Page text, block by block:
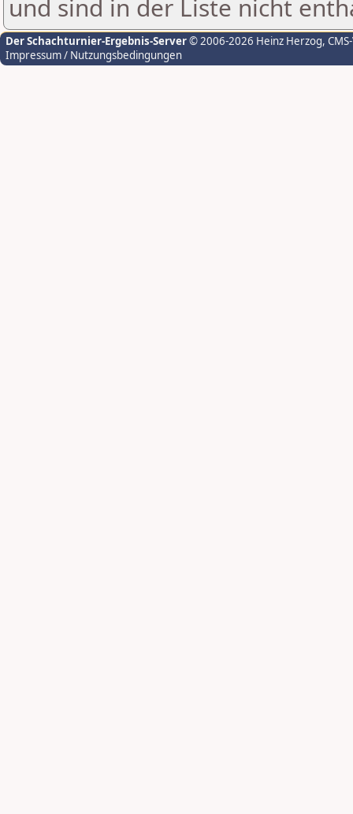
und sind in der Liste nicht
Der Schachturnier-Ergebnis-Server© 2006-2026 Heinz Herzog,
Impressum / Nutzungsbedingungen